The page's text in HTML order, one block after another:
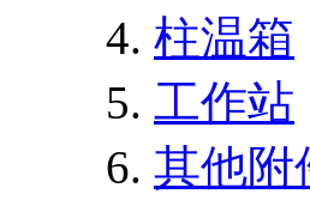
柱温箱
工作站
其他附